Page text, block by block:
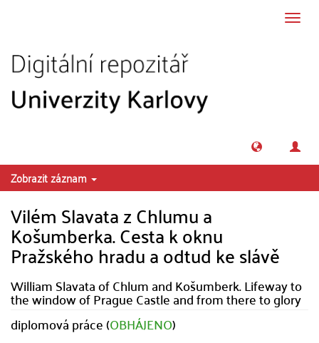
Zobrazit záznam
Vilém Slavata z Chlumu a
Košumberka. Cesta k oknu
Pražského hradu a odtud ke slávě
William Slavata of Chlum and Košumberk. Lifeway to
the window of Prague Castle and from there to glory
diplomová práce (OBHÁJENO)